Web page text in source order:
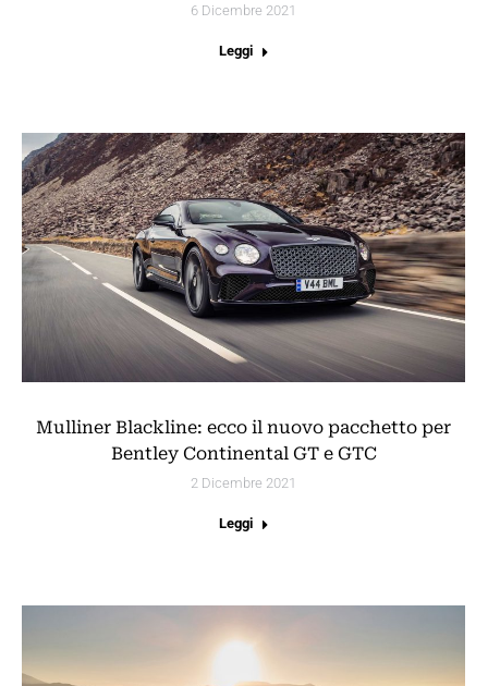
6 Dicembre 2021
Leggi
Mulliner Blackline: ecco il nuovo pacchetto per
Bentley Continental GT e GTC
2 Dicembre 2021
Leggi